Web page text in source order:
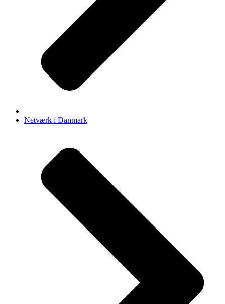
Netværk i Danmark